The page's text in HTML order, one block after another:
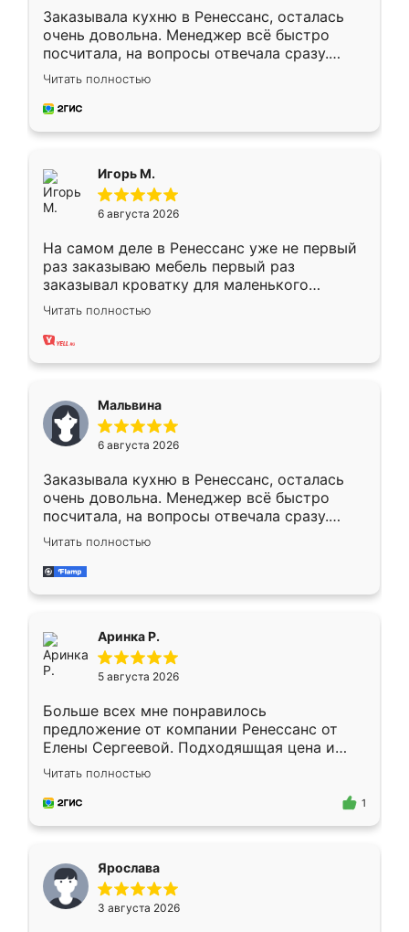
Заказывала кухню в Ренессанс, осталась
очень довольна. Менеджер всё быстро
посчитала, на вопросы отвечала сразу.
Замерщик приехал в субботу, подошёл к
делу со всей ответственностью. Собрали
за день, ребята работали аккуратно, даже
Читать полностью
Игорь М.
6 августа 2026
На самом деле в Ренессанс уже не первый
раз заказываю мебель первый раз
заказывал кроватку для маленького
ребёнка при его рождении ,во второй раз
заказал шкаф-купе. По качеству очень
хорошее сборка достаточно быстрая,
меньше, здесь же он более разнообразный.
Мне нравится ,если что-то потребуется из
мебели буду заказывать только здесь.
Читать полностью
Мальвина
6 августа 2026
Заказывала кухню в Ренессанс, осталась
очень довольна. Менеджер всё быстро
посчитала, на вопросы отвечала сразу.
Замерщик приехал в субботу, подошёл к
делу со всей ответственностью. Собрали
за день, ребята работали аккуратно, даже
Читать полностью
Аринка Р.
5 августа 2026
Больше всех мне понравилось
предложение от компании Ренессанс от
Елены Сергеевой. Подходяшщая цена и
короткие сроки изготовления. Приехавший
для замера сотрудник Владислав
предложил по моему эскизу самый
Читать полностью
1
Ярослава
3 августа 2026